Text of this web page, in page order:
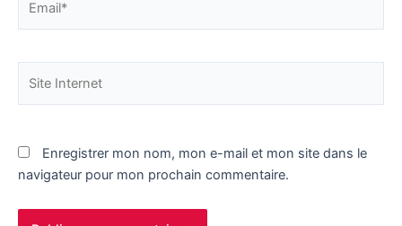
Internet
Enregistrer mon nom, mon e-mail et mon site dans le
navigateur pour mon prochain commentaire.